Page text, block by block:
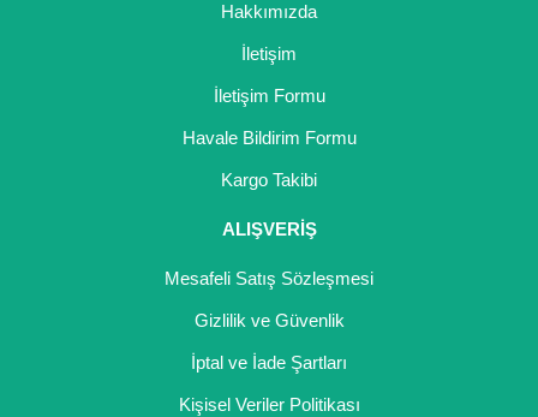
Bu ürüne benzer farklı alternatifler olmalı.
Gönder
Hakkımızda
İletişim
İletişim Formu
Havale Bildirim Formu
Kargo Takibi
ALIŞVERİŞ
Mesafeli Satış Sözleşmesi
Gizlilik ve Güvenlik
İptal ve İade Şartları
Kişisel Veriler Politikası